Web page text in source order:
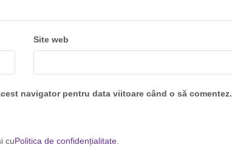
Site web
navigator pentru data viitoare când o să comentez.
cuPolitica de confidențialitate